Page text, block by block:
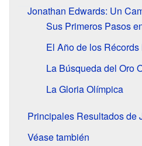
Jonathan Edwards: Un
Sus Primeros Pasos
El Año de los
La Búsqueda del Oro
La Gloria Olímpica
Principales Resultados de
Véase también